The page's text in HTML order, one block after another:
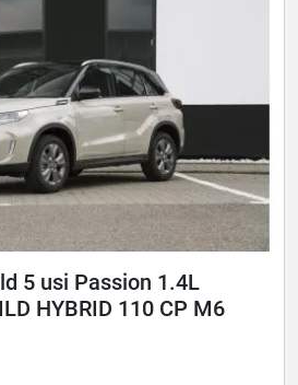
5 usi Passion 1.4L
HYBRID 110 CP M6